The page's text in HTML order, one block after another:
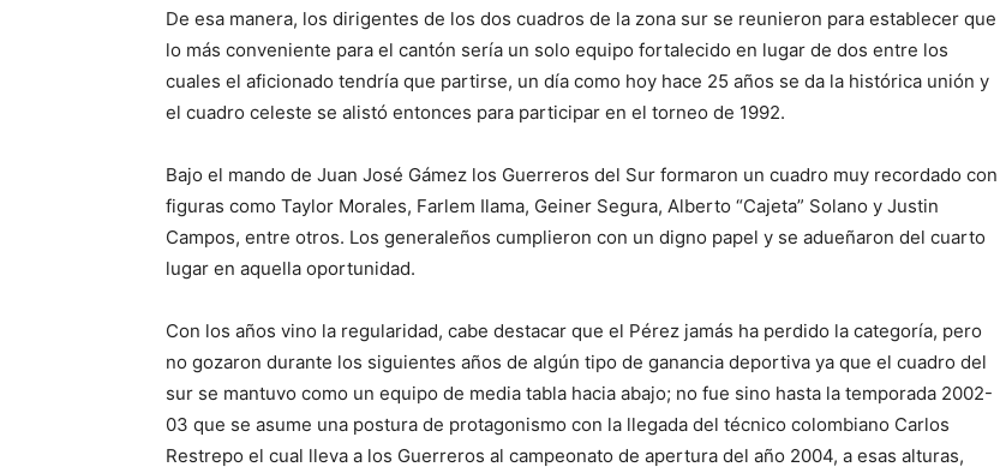
De esa manera, los dirigentes de los dos cuadros de la zona sur se reunieron para establecer que
lo más conveniente para el cantón sería un solo equipo fortalecido en lugar de dos entre los
cuales el aficionado tendría que partirse, un día como hoy hace 25 años se da la histórica unión y
el cuadro celeste se alistó entonces para participar en el torneo de 1992.
Bajo el mando de Juan José Gámez los Guerreros del Sur formaron un cuadro muy recordado con
figuras como Taylor Morales, Farlem Ilama, Geiner Segura, Alberto “Cajeta” Solano y Justin
Campos, entre otros. Los generaleños cumplieron con un digno papel y se adueñaron del cuarto
lugar en aquella oportunidad.
Con los años vino la regularidad, cabe destacar que el Pérez jamás ha perdido la categoría, pero
no gozaron durante los siguientes años de algún tipo de ganancia deportiva ya que el cuadro del
sur se mantuvo como un equipo de media tabla hacia abajo; no fue sino hasta la temporada 2002-
03 que se asume una postura de protagonismo con la llegada del técnico colombiano Carlos
Restrepo el cual lleva a los Guerreros al campeonato de apertura del año 2004, a esas alturas,